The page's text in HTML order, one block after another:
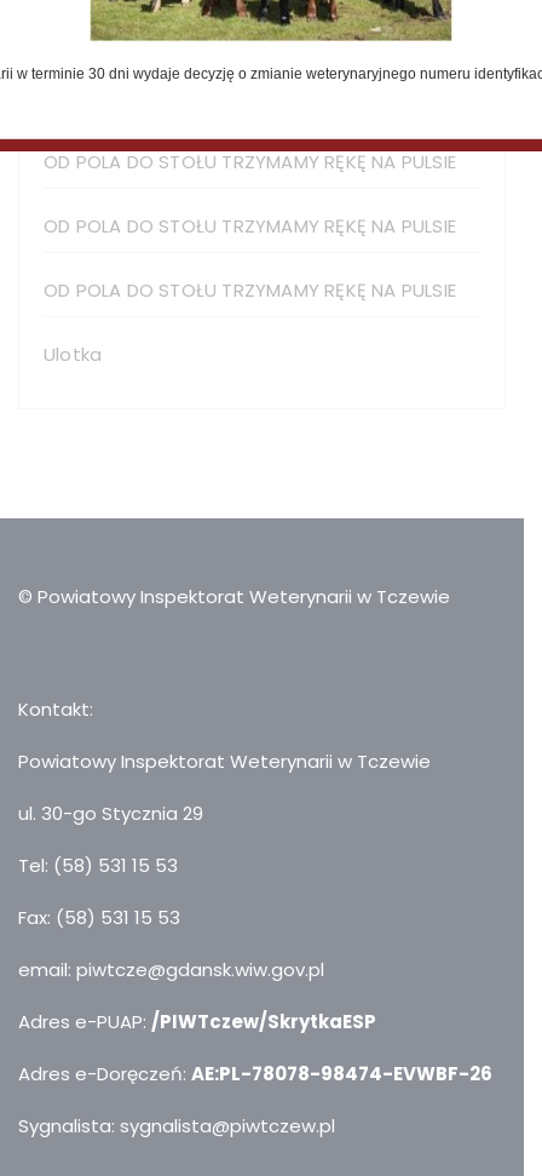
OD POLA DO STOŁU TRZYMAMY RĘKĘ NA PULSIE
OD POLA DO STOŁU TRZYMAMY RĘKĘ NA PULSIE
OD POLA DO STOŁU TRZYMAMY RĘKĘ NA PULSIE
Ulotka
© Powiatowy Inspektorat Weterynarii w Tczewie
Kontakt:
Powiatowy Inspektorat Weterynarii w Tczewie
ul. 30-go Stycznia 29
Tel: (58) 531 15 53
Fax: (58) 531 15 53
email: piwtcze@gdansk.wiw.gov.pl
Adres e-PUAP: /PIWTczew/SkrytkaESP
Adres e-Doręczeń: AE:PL-78078-98474-EVWBF-26
Sygnalista: sygnalista@piwtczew.pl
w terminie 30 dni wydaje decyzję o zmianie weterynaryjnego numeru